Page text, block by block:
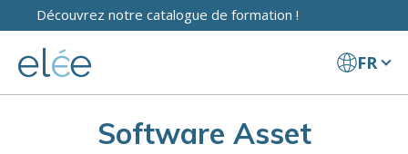
Découvrez notre catalogue de formation !
FR
Software Asset